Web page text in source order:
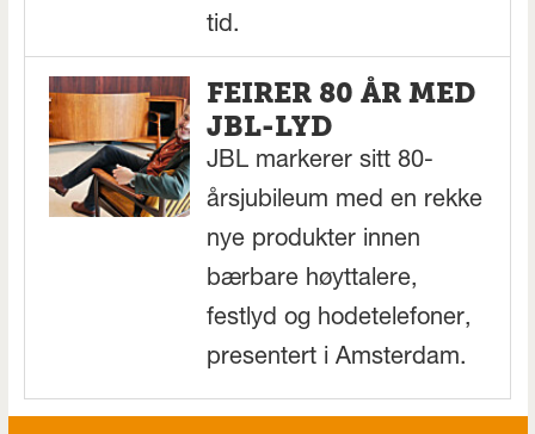
tid.
FEIRER 80 ÅR MED
JBL-LYD
JBL markerer sitt 80-
årsjubileum med en rekke
nye produkter innen
bærbare høyttalere,
festlyd og hodetelefoner,
presentert i Amsterdam.